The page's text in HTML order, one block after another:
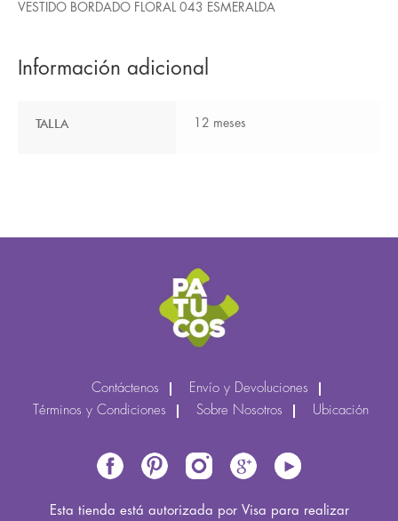
VESTIDO BORDADO FLORAL 043 ESMERALDA
Información adicional
TALLA 12 meses
Contáctenos
Envío y Devoluciones
Términos y Condiciones
Sobre Nosotros Ubicación
Esta tienda está autorizada por Visa para realizar